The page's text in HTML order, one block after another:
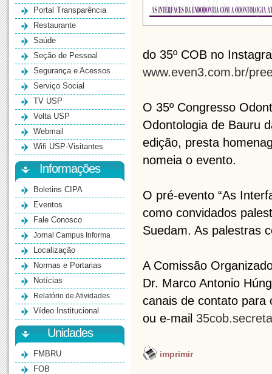
Portal Transparência
Restaurante
Saúde
Seção de Pessoal
Segurança e Acessos
Serviço Social
TV USP
Volta USP
Webmail
Wifi USP-Visitantes
Informações
Boletins CIPA
Eventos
Fale Conosco
Jornal Campus Informa
Localização
Normas e Portarias
Notícias
Relatório de Atividades
Vídeo Institucional
Unidades
FMBRU
FOB
do 35º COB no
www.even3.com.br/
O 35º Congresso
Odontologia de Bauru
edição, presta
nomeia o evento.
O pré-evento “As
como convidados
Suedam. As palestras
A Comissão
Dr. Marco Antonio
canais de contato para
ou e-mail
imprimir